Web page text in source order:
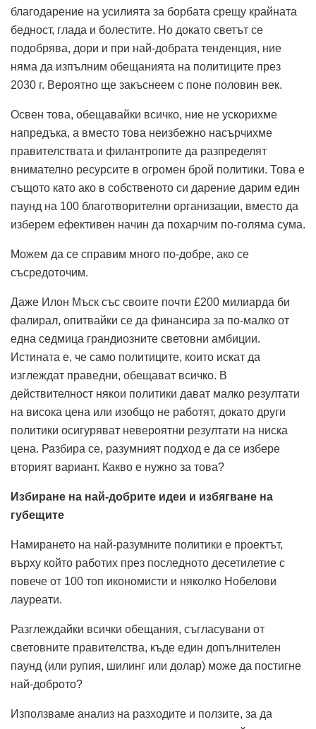
благодарение на усилията за борбата срещу крайната
бедност, глада и болестите. Но докато светът се
подобрява, дори и при най-добрата тенденция, ние
няма да изпълним обещанията на политиците през
2030 г. Вероятно ще закъснеем с поне половин век.
Освен това, обещавайки всичко, ние не ускорихме
напредъка, а вместо това неизбежно насърчихме
правителствата и филантропите да разпределят
внимателно ресурсите в огромен брой политики. Това е
същото като ако в собственото си дарение дарим един
паунд на 100 благотворителни организации, вместо да
изберем ефективен начин да похарчим по-голяма сума.
Можем да се справим много по-добре, ако се
съсредоточим.
Даже Илон Мъск със своите почти £200 милиарда би
фалирал, опитвайки се да финансира за по-малко от
една седмица грандиозните световни амбиции.
Истината е, че само политиците, които искат да
изглеждат праведни, обещават всичко. В
действителност някои политики дават малко резултати
на висока цена или изобщо не работят, докато други
политики осигуряват невероятни резултати на ниска
цена. Разбира се, разумният подход е да се избере
вторият вариант. Какво е нужно за това?
Избиране на най-добрите идеи и избягване на
губещите
Намирането на най-разумните политики е проектът,
върху който работих през последното десетилетие с
повече от 100 топ икономисти и няколко Нобелови
лауреати.
Разглеждайки всички обещания, съгласувани от
световните правителства, къде един допълнителен
паунд (или рупия, шилинг или долар) може да постигне
най-доброто?
Използваме анализ на разходите и ползите, за да